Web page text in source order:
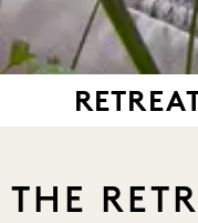
THE